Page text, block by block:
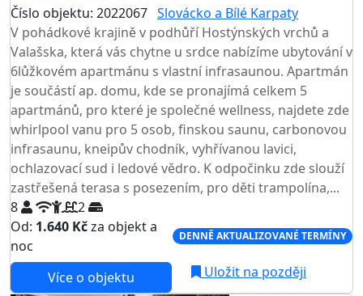
Číslo objektu: 2022067 Slovácko a Bílé Karpaty
V pohádkové krajině v podhůří Hostýnských vrchů a
Valašska, která vás chytne u srdce nabízíme ubytování v
6lůžkovém apartmánu s vlastní infrasaunou. Apartmán
je součástí ap. domu, kde se pronajímá celkem 5
apartmánů, pro které je společné wellness, najdete zde
whirlpool vanu pro 5 osob, finskou saunu, carbonovou
infrasaunu, kneipův chodník, vyhřívanou lavici,
ochlazovací sud i ledové vědro. K odpočinku zde slouží
zastřešená terasa s posezením, pro děti trampolína,...
8
2
Od: 1.640 Kčza objekt a
noc
DENNĚ AKTUALIZOVANÉ TERMÍNY
Více o objektu Uložit na později